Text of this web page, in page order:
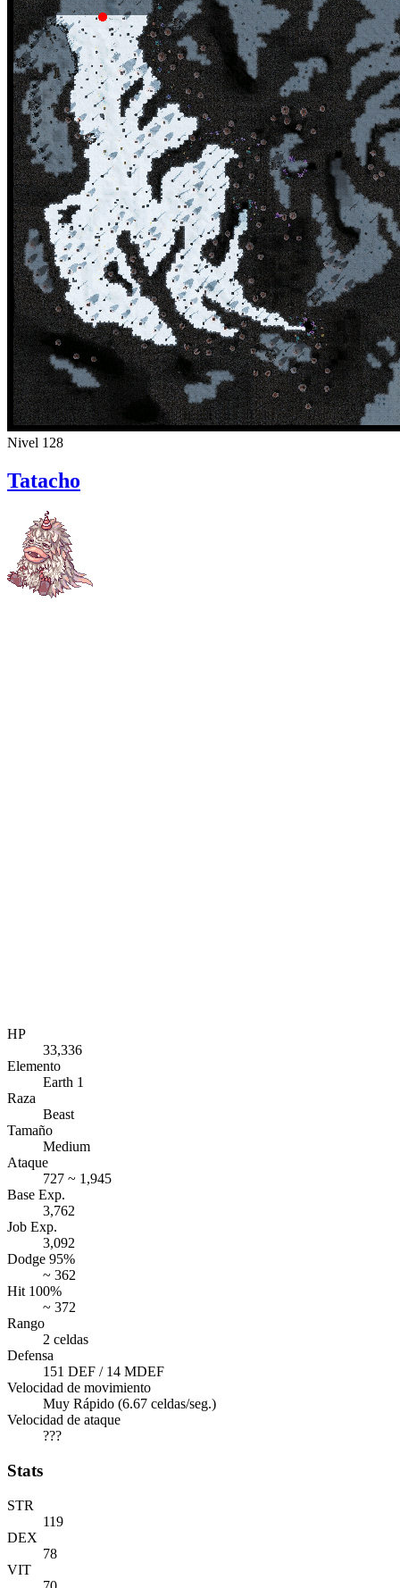
Nivel 128
Tatacho
HP
33,336
Elemento
Earth 1
Raza
Beast
Tamaño
Medium
Ataque
727 ~ 1,945
Base Exp.
3,762
Job Exp.
3,092
Dodge 95%
~ 362
Hit 100%
~ 372
Rango
2 celdas
Defensa
151 DEF / 14 MDEF
Velocidad de movimiento
Muy Rápido (6.67 celdas/seg.)
Velocidad de ataque
???
Stats
STR
119
DEX
78
VIT